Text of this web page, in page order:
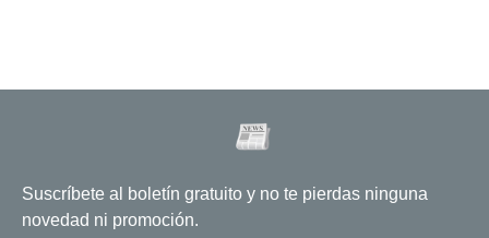
Suscríbete al boletín gratuito y no te pierdas ninguna
novedad ni promoción.